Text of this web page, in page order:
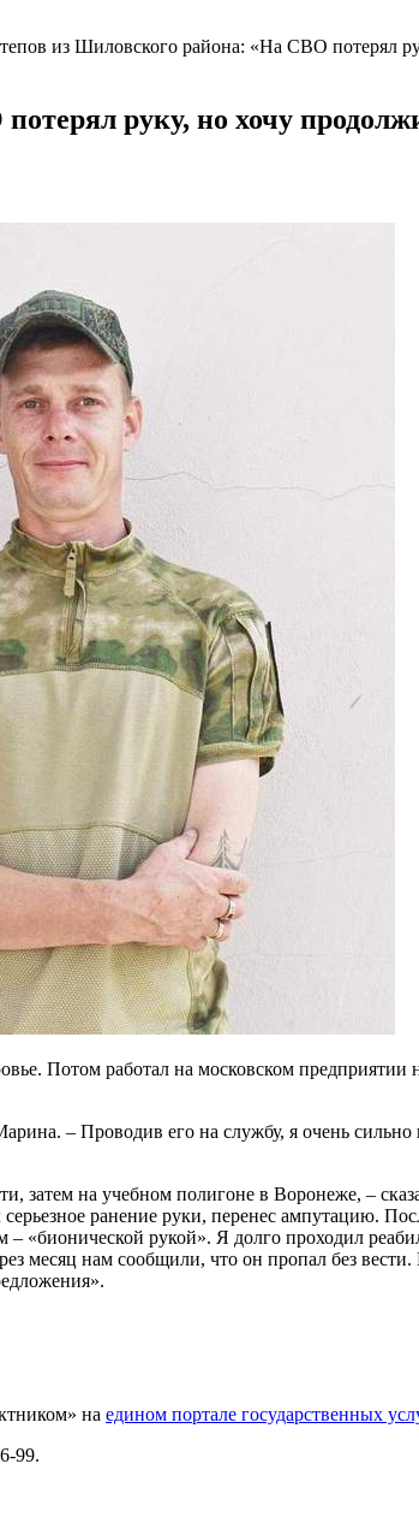
из Шиловского района: «На СВО потерял
руку, но хочу
Потом работал на московском предприятии
– Проводив его на службу, я очень
затем на учебном полигоне в Воронеже, –
ранение руки, перенес ампутацию.
«бионической рукой». Я долго проходил
месяц нам сообщили, что он пропал без
на едином портале государственных
99.